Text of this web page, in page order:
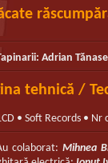
Adrian Tănase
tehnică /
• Soft Records •
colaborat:Mihnea